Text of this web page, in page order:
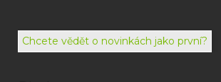
072
Chcete vědět o novinkách jako první?